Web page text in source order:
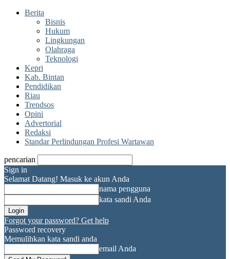
Berita
Bisnis
Hukum
Lingkungan
Olahraga
Teknologi
Kepri
Kab. Bintan
Pendidikan
Riau
Trendsos
Opini
Advertorial
Redaksi
Standar Perlindungan Profesi Wartawan
pencarian
Sign in
Selamat Datang! Masuk ke akun Anda
nama pengguna
kata sandi Anda
Forgot your password? Get help
Password recovery
Memulihkan kata sandi anda
email Anda